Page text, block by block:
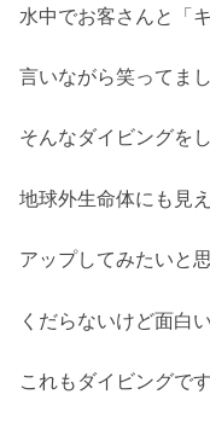
水中でお客さんと「
言いながら笑ってま
そんなダイビングを
地球外生命体にも見
アップしてみたいと
くだらないけど面白
これもダイビングで